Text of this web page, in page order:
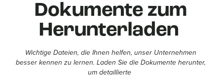
Dokumente zum
Herunterladen
Wichtige Dateien, die Ihnen helfen, unser Unternehmen
besser kennen zu lernen. Laden Sie die Dokumente herunter,
um detaillierte